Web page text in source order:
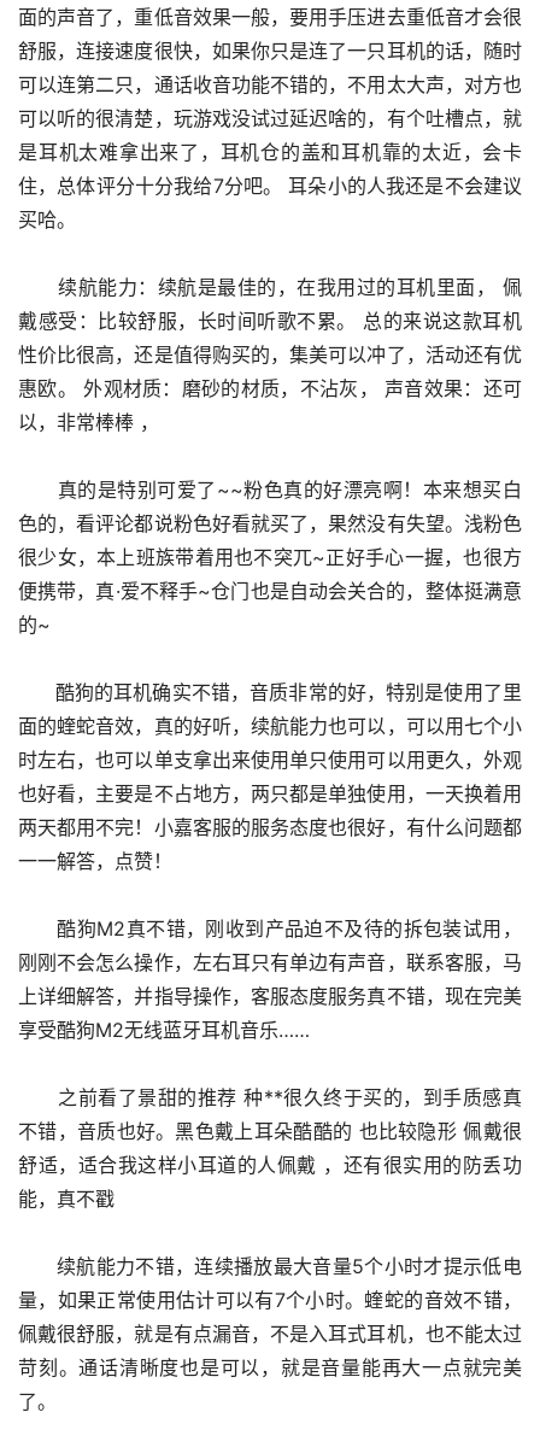
面的声音了，重低音效果一般，要用手压进去重低音才会很
舒服，连接速度很快，如果你只是连了一只耳机的话，随时
可以连第二只，通话收音功能不错的，不用太大声，对方也
可以听的很清楚，玩游戏没试过延迟啥的，有个吐槽点，就
是耳机太难拿出来了，耳机仓的盖和耳机靠的太近，会卡
住，总体评分十分我给7分吧。 耳朵小的人我还是不会建议
买哈。
戴感受：比较舒服，长时间听歌不累。 总的来说这款耳机
性价比很高，还是值得购买的，集美可以冲了，活动还有优
惠欧。 外观材质：磨砂的材质，不沾灰， 声音效果：还可
以，非常棒棒 ，
色的，看评论都说粉色好看就买了，果然没有失望。浅粉色
很少女，本上班族带着用也不突兀~正好手心一握，也很方
便携带，真·爱不释手~仓门也是自动会关合的，整体挺满意
的~
面的蝰蛇音效，真的好听，续航能力也可以，可以用七个小
时左右，也可以单支拿出来使用单只使用可以用更久，外观
也好看，主要是不占地方，两只都是单独使用，一天换着用
两天都用不完！小嘉客服的服务态度也很好，有什么问题都
一一解答，点赞！
      酷狗M2真不错，刚收到产品迫不及待的拆包装试用，
刚刚不会怎么操作，左右耳只有单边有声音，联系客服，马
上详细解答，并指导操作，客服态度服务真不错，现在完美
享受酷狗M2无线蓝牙耳机音乐……
不错，音质也好。黑色戴上耳朵酷酷的 也比较隐形 佩戴很
舒适，适合我这样小耳道的人佩戴 ，还有很实用的防丢功
能，真不戳
量，如果正常使用估计可以有7个小时。蝰蛇的音效不错，
佩戴很舒服，就是有点漏音，不是入耳式耳机，也不能太过
苛刻。通话清晰度也是可以，就是音量能再大一点就完美
了。